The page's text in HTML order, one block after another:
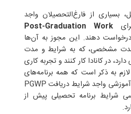
بسیاری از فارغ‌التحصیلان واجد
Post-Graduation Work
درخواست دهند. این مجوز به آن‌ها
مشخصی، که به شرایط و مدت
در کانادا کار کنند و تجربه کاری
به ذکر است که همه برنامه‌های
تحصیلی یا مؤسسات آموزشی واجد شرایط دریافت PGWP
شرایط برنامه تحصیلی پیش از